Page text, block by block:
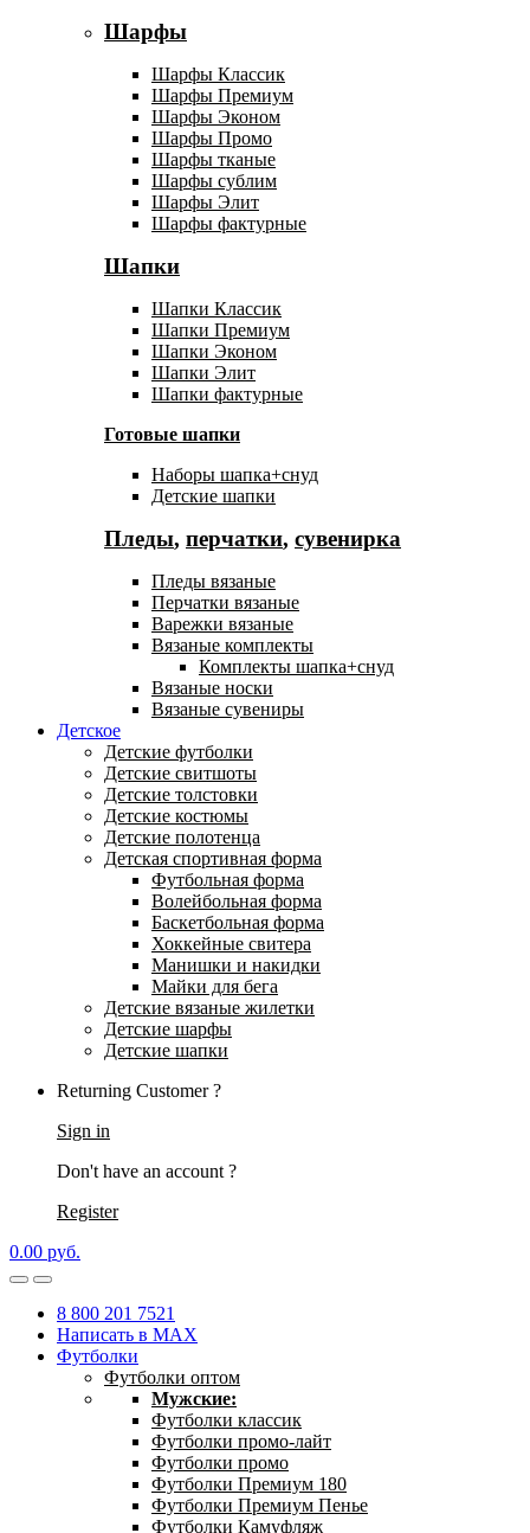
Шарфы
Шарфы Классик
Шарфы Премиум
Шарфы Эконом
Шарфы Промо
Шарфы тканые
Шарфы сублим
Шарфы Элит
Шарфы фактурные
Шапки
Шапки Классик
Шапки Премиум
Шапки Эконом
Шапки Элит
Шапки фактурные
Готовые шапки
Наборы шапка+снуд
Детские шапки
Пледы, перчатки, сувенирка
Пледы вязаные
Перчатки вязаные
Варежки вязаные
Вязаные комплекты
Комплекты шапка+снуд
Вязаные носки
Вязаные сувениры
Детское
Детские футболки
Детские свитшоты
Детские толстовки
Детские костюмы
Детские полотенца
Детская спортивная форма
Футбольная форма
Волейбольная форма
Баскетбольная форма
Хоккейные свитера
Манишки и накидки
Майки для бега
Детские вязаные жилетки
Детские шарфы
Детские шапки
Returning Customer ?
Sign in
Don't have an account ?
Register
0.00 руб.
8 800 201 7521
Написать в MAX
Футболки
Футболки оптом
Мужские:
Футболки классик
Футболки промо-лайт
Футболки промо
Футболки Премиум 180
Футболки Премиум Пенье
Футболки Камуфляж